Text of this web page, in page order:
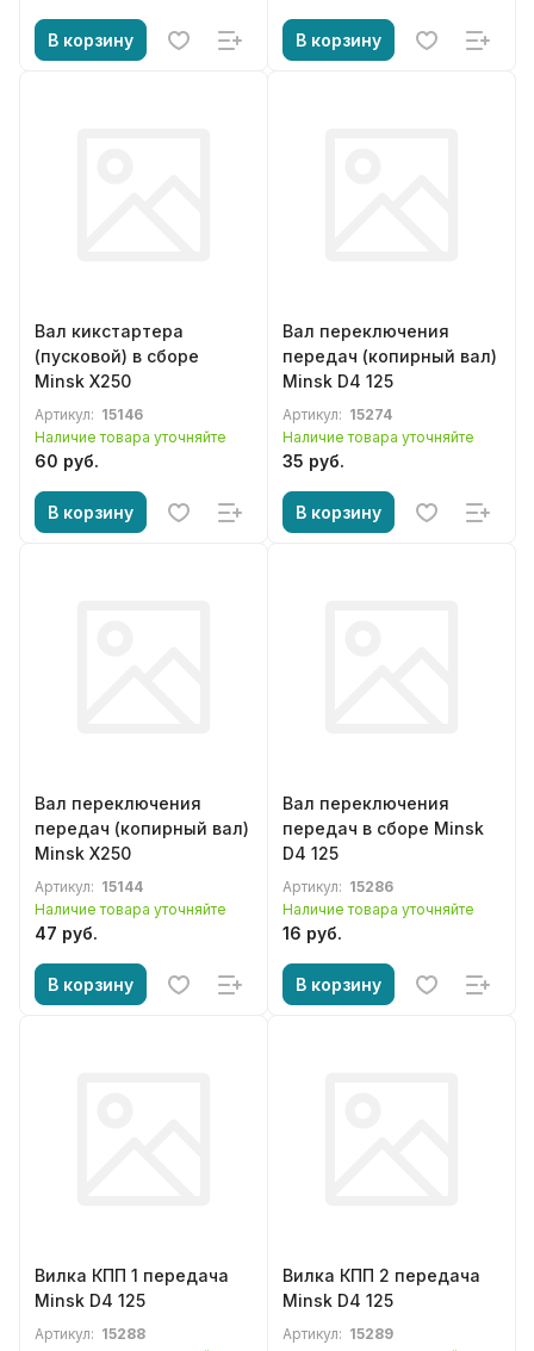
В корзину В корзину
Вал кикстартера
(пусковой) в сборе
Minsk X250
Артикул: 15146
Наличие товара уточняйте
60 руб.
В корзину
Вал переключения
передач (копирный вал)
Minsk D4 125
Артикул: 15274
Наличие товара уточняйте
35 руб.
В корзину
Вал переключения
передач (копирный вал)
Minsk X250
Артикул: 15144
Наличие товара уточняйте
47 руб.
В корзину
Вал переключения
передач в сборе Minsk
D4 125
Артикул: 15286
Наличие товара уточняйте
16 руб.
В корзину
Вилка КПП 1 передача
Minsk D4 125
Артикул: 15288
Вилка КПП 2 передача
Minsk D4 125
Артикул: 15289